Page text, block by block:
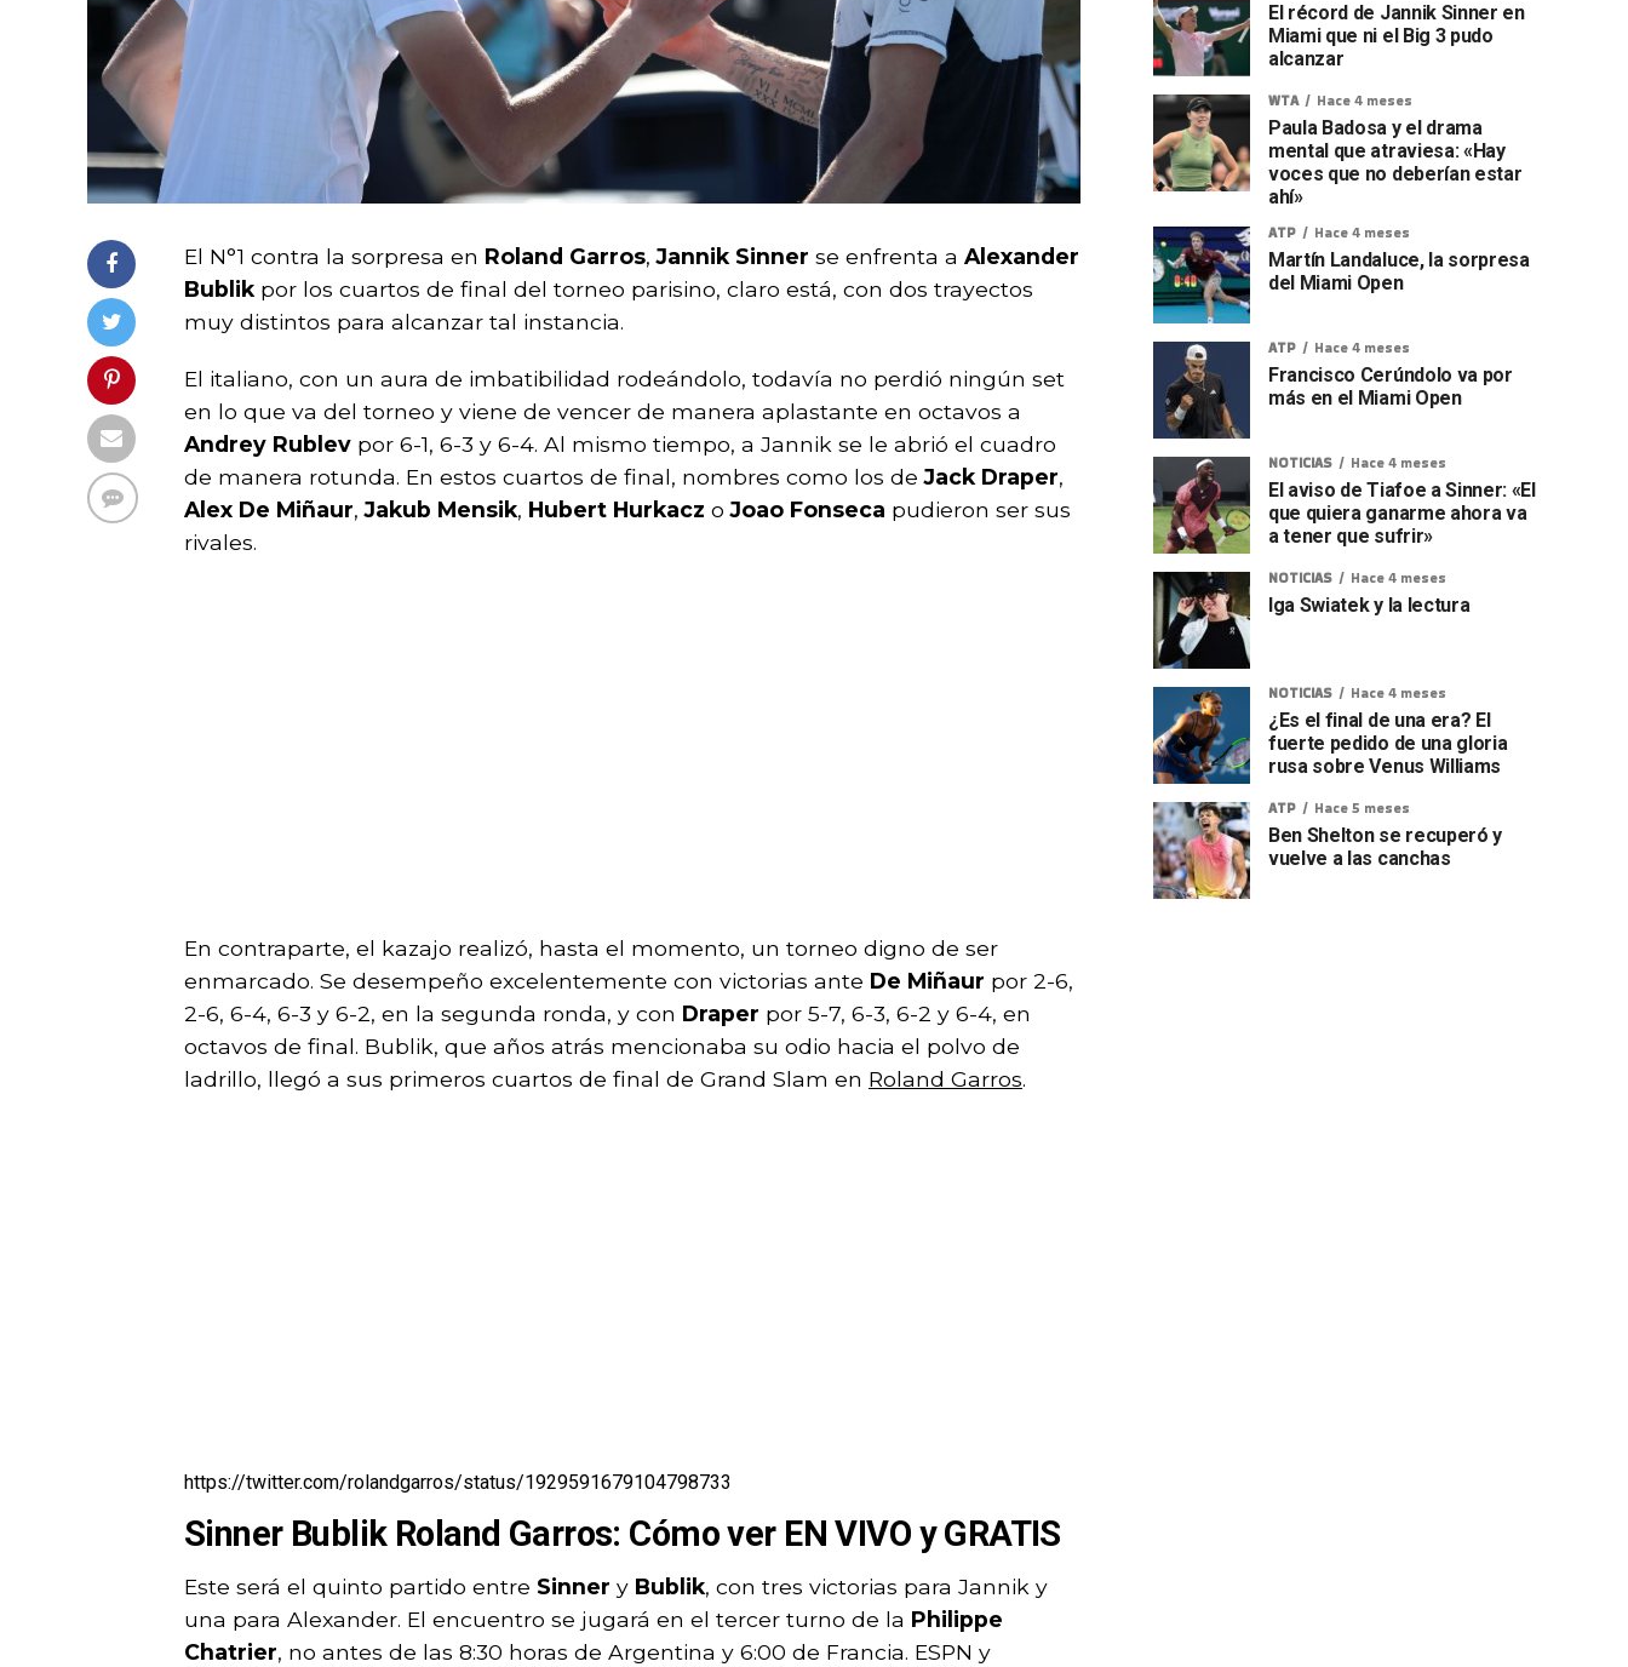
El N°1 contra la sorpresa en Roland Garros,Jannik Sinner se enfrenta a Alexander
Bublik por los cuartos de final del torneo parisino, claro está, con dos trayectos
muy distintos para alcanzar tal instancia.
El italiano, con un aura de imbatibilidad rodeándolo, todavía no perdió ningún set
en lo que va del torneo y viene de vencer de manera aplastante en octavos a
Andrey Rublev por 6-1, 6-3 y 6-4. Al mismo tiempo, a Jannik se le abrió el cuadro
de manera rotunda. En estos cuartos de final, nombres como los deJack Draper,
Alex De Miñaur, Jakub Mensik, Hubert Hurkacz oJoao Fonseca pudieron ser sus
rivales.
En contraparte, el kazajo realizó, hasta el momento, un torneo digno de ser
enmarcado. Se desempeño excelentemente con victorias ante De Miñaur por 2-6,
2-6, 6-4, 6-3 y 6-2, en la segunda ronda, y con Draper por 5-7, 6-3, 6-2 y 6-4, en
octavos de final. Bublik, que años atrás mencionaba su odio hacia el polvo de
ladrillo, llegó a sus primeros cuartos de final de Grand Slam en Roland Garros.
https://twitter.com/rolandgarros/status/1929591679104798733
Sinner Bublik Roland Garros: Cómo ver EN VIVO y GRATIS
Este será el quinto partido entre Sinner y Bublik, con tres victorias para Jannik y
una para Alexander. El encuentro se jugará en el tercer turno de la Philippe
Chatrier, no antes de las 8:30 horas de Argentina y 6:00 de Francia. ESPN y
El récord de Jannik Sinner en
Miami que ni el Big 3 pudo
alcanzar
WTA Hace 4 meses
Paula Badosa y el drama
mental que atraviesa: «Hay
voces que no deberían estar
ahí»
ATP Hace 4 meses
Martín Landaluce, la sorpresa
del Miami Open
ATP Hace 4 meses
Francisco Cerúndolo va por
más en el Miami Open
NOTICIAS Hace 4 meses
El aviso de Tiafoe a Sinner: «El
que quiera ganarme ahora va
a tener que sufrir»
NOTICIAS Hace 4 meses
Iga Swiatek y la lectura
NOTICIAS Hace 4 meses
¿Es el final de una era? El
fuerte pedido de una gloria
rusa sobre Venus Williams
ATP Hace 5 meses
Ben Shelton se recuperó y
vuelve a las canchas